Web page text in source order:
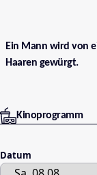
Ein Mann wird von
Haaren gewürgt.
Kinoprogramm
Datum